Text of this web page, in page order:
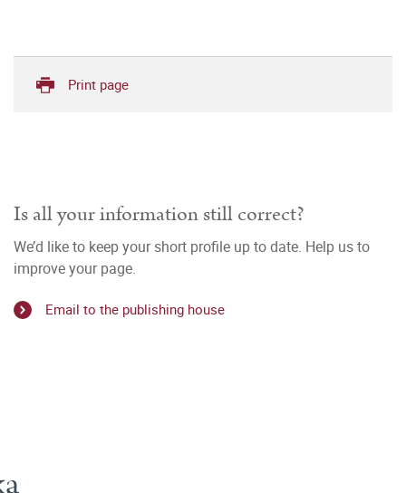
Print page
Is all your information still correct?
We’d like to keep your short profile up to date. Help us to
improve your page.
Email to the publishing house